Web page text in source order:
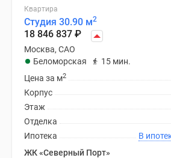
Квартира
Студия 30.90 м2
18 846 837 ₽
Москва, САО
Беломорская
15 мин.
Цена за м2
Корпус
Этаж
Отделка
Ипотека
ЖК «Северный Порт»